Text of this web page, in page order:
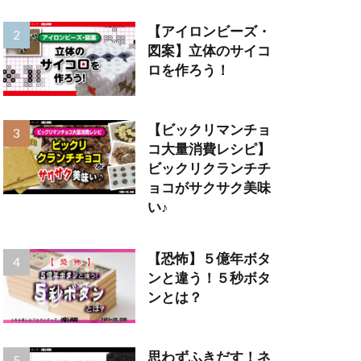
【アイロンビーズ・
図案】立体のサイコ
ロを作ろう！
【ビックリマンチョ
コ大量消費レシピ】
ビックリクランチチ
ョコがサクサク美味
い♪
【恐怖】５億年ボタ
ンと違う！５秒ボタ
ンとは？
思わずふきだす！ネ